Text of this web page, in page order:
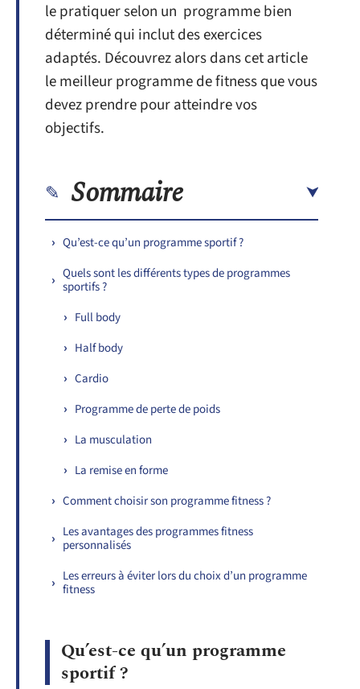
le pratiquer selon un programme bien
déterminé qui inclut des exercices
adaptés. Découvrez alors dans cet article
le meilleur programme de fitness que vous
devez prendre pour atteindre vos
objectifs.
Sommaire
Qu’est-ce qu’un programme sportif ?
Quels sont les différents types de programmes
sportifs ?
Full body
Half body
Cardio
Programme de perte de poids
La musculation
La remise en forme
Comment choisir son programme fitness ?
Les avantages des programmes fitness
personnalisés
Les erreurs à éviter lors du choix d’un programme
fitness
Qu’est-ce qu’un programme
sportif ?